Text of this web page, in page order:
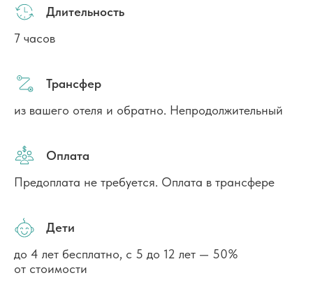
Длительность
7 часов
Трансфер
из вашего отеля и обратно. Непродолжительный
Оплата
Предоплата не требуется. Оплата в трансфере
Дети
до 4 лет бесплатно, с 5 до 12 лет — 50%
от стоимости